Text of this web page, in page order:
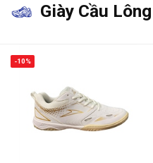
Giày Cầu Lông
-10%